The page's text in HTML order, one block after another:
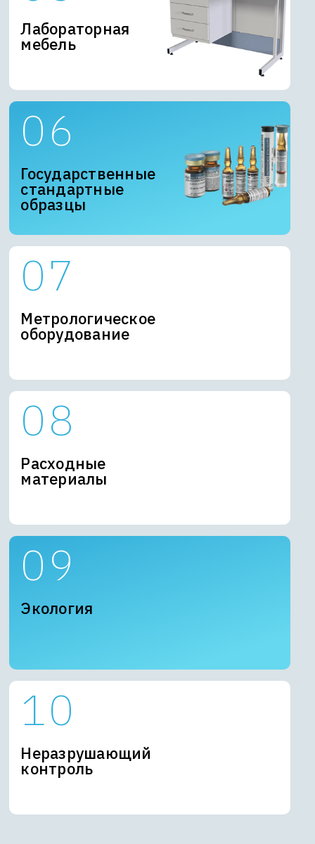
Лабораторная
мебель
Государственные
стандартные
образцы
Метрологическое
оборудование
Расходные
материалы
Экология
Неразрушающий
контроль